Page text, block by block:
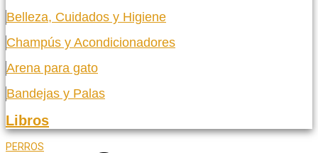
Belleza, Cuidados y Higiene
Champús y Acondicionadores
Arena para gato
Bandejas y Palas
Libros
PERROS